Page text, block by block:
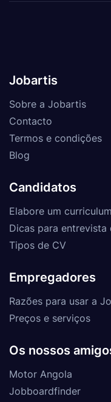
Jobartis
Sobre a Jobartis
Contacto
Termos e condições
Blog
Candidatos
Elabore um
Dicas para entrevista
Tipos de CV
Empregadores
Razões para usar a
Preços e serviços
Os nossos
Motor Angola
Jobboardfinder